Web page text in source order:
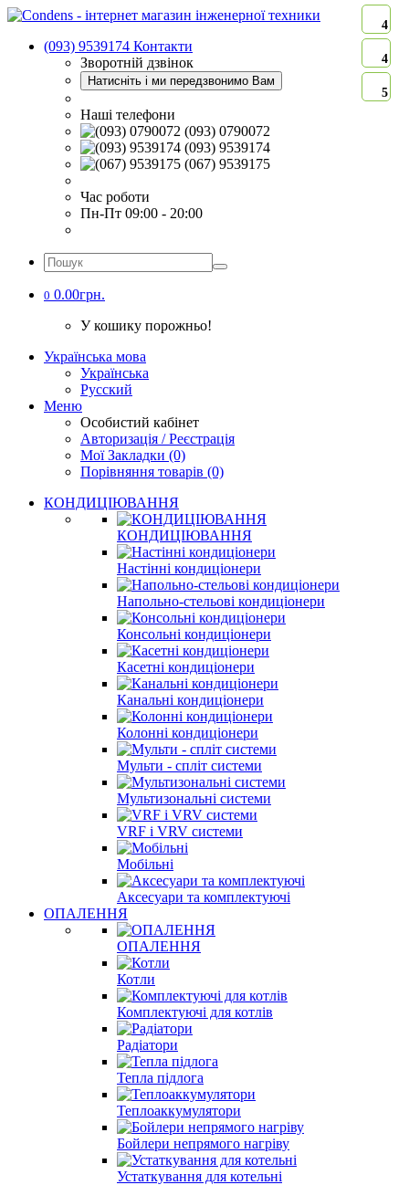
(093) 9539174 Контакти
Зворотній дзвінок
Натисніть і ми передзвонимо Вам
Наші телефони
(093) 0790072
(093) 9539174
(067) 9539175
Час роботи
Пн-Пт 09:00 - 20:00
0 0.00грн.
У кошику порожньо!
Українська мова
Українська
Русский
Меню
Особистий кабінет
Авторизація / Реєстрація
Мої Закладки (0)
Порівняння товарів (0)
КОНДИЦІЮВАННЯ
КОНДИЦІЮВАННЯ
Настінні кондиціонери
Напольно-стельові кондиціонери
Консольні кондиціонери
Касетні кондиціонери
Канальні кондиціонери
Колонні кондиціонери
Мульти - спліт системи
Мультизональні системи
VRF і VRV системи
Мобільні
Аксесуари та комплектуючі
ОПАЛЕННЯ
ОПАЛЕННЯ
Котли
Комплектуючі для котлів
Радіатори
Тепла підлога
Теплоаккумулятори
Бойлери непрямого нагріву
Устаткування для котельні
4
4
5